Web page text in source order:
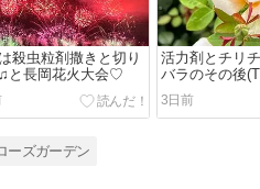
殺虫粒剤撒きと切り
と長岡花火大会♡
活力剤とチリ
バラのその後
3日前
ーズガーデン